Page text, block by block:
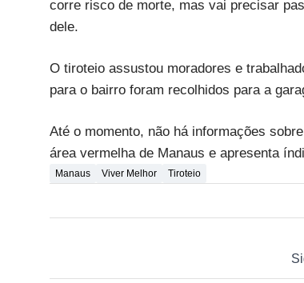
corre risco de morte, mas vai precisar
dele.
O tiroteio assustou moradores e
para o bairro foram recolhidos para a
Até o momento, não há informações
área vermelha de Manaus e apresenta
Manaus Viver Melhor Tiroteio